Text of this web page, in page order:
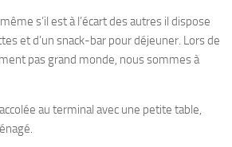
s’il est à l’écart des autres il dispose
et d’un snack-bar pour déjeuner. Lors de
pas grand monde, nous sommes à
au terminal avec une petite table,